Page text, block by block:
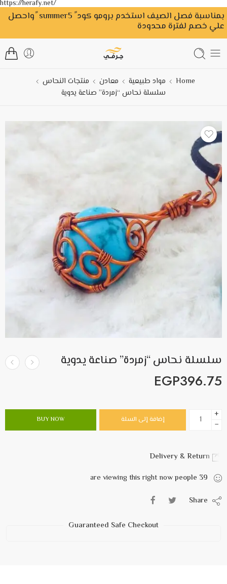
https://herafy.net/
بمناسبة فصل الصيف استخدم برومو كود ً summer5 ًواحصل
علي خصم لفترة محدودة
Home مواد طبيعية معادن
منتجات النحاس
سلسلة نحاس “زمردة” صناعة يدوية
سلسلة نحاس “زمردة” صناعة يدوية
EGP396.75
+
−
إضافة إلى السلة BUY NOW
39
people
Guaranteed Safe Checkout